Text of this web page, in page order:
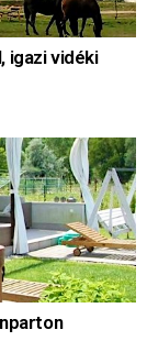
igazi vidéki